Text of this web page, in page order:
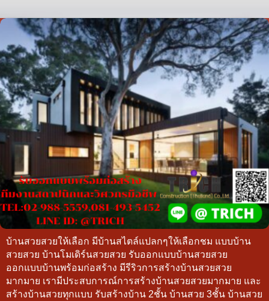
บ้านสวยสวยให้เลือก มีบ้านสไตล์แปลกๆให้เลือกชม แบบบ้าน
สวยสวย บ้านโมเดิร์นสวยสวย รับออกแบบบ้านสวยสวย
ออกแบบบ้านพร้อมก่อสร้าง มีรีริวการสร้างบ้านสวยสวย
มากมาย เรามีประสบการณ์การสร้างบ้านสวยสวยมากมาย และ
สร้างบ้านสวยทุกแบบ รับสร้างบ้าน 2ชั้น บ้านสวย 3ชั้น บ้านสวย